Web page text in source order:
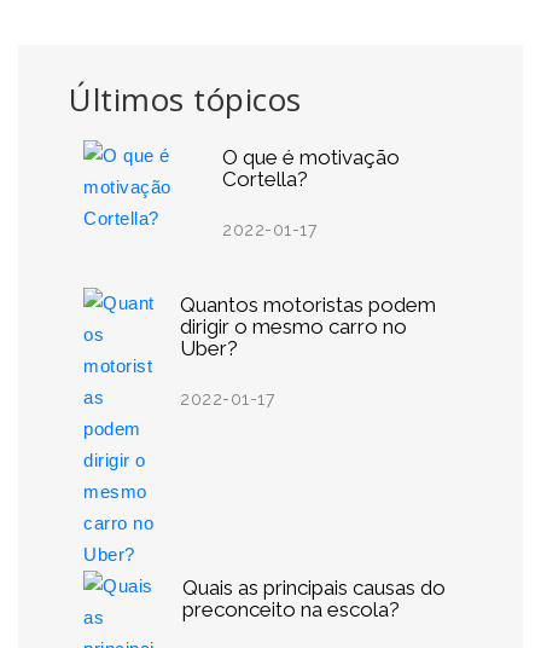
Últimos tópicos
O que é motivação
Cortella?
2022-01-17
Quantos motoristas podem
dirigir o mesmo carro no
Uber?
2022-01-17
Quais as principais causas do
preconceito na escola?